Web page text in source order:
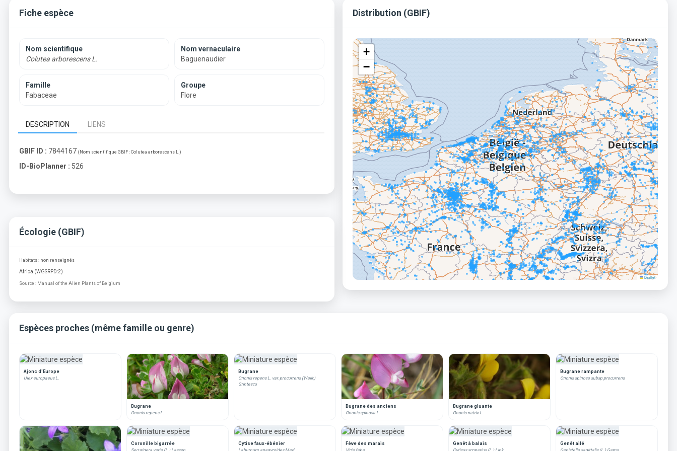
Fiche espèce
Nom scientifique
Colutea arborescens L.
Nom vernaculaire
Baguenaudier
Famille
Fabaceae
Groupe
Flore
DESCRIPTION LIENS
GBIF ID : 7844167 (Nom scientifique GBIF : Colutea arborescens L.)
ID-BioPlanner : 526
Distribution (GBIF)
+
−
Leaflet
Écologie (GBIF)
Habitats : non renseignés
Africa (WGSRPD:2)
Source : Manual of the Alien Plants of Belgium
Espèces proches (même famille ou genre)
Ajonc d'Europe
Ulex europaeus L.
Bugrane
Ononis repens L.
Bugrane
Ononis repens L. var. procurrens (Wallr.)
Grintescu
Bugrane des anciens
Ononis spinosa L.
Bugrane gluante
Ononis natrix L.
Bugrane rampante
Ononis spinosa subsp.procurrens
Coronille bigarrée Cytise faux-ébénier Fève des marais Genêt à balais Genêt ailé